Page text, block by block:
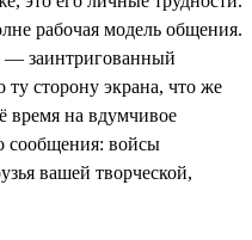
рабочая модель общения.
— заинтригованный
сторону экрана, что же
время на вдумчивое
сообщения: войсы
вашей творческой,